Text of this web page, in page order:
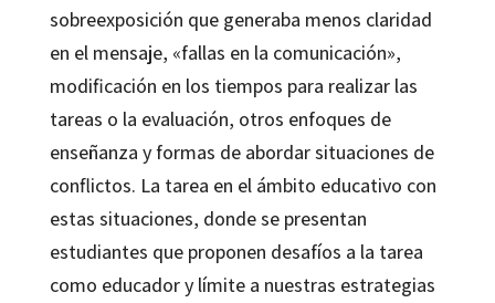
sobreexposición que generaba menos claridad
en el mensaje, «fallas en la comunicación»,
modificación en los tiempos para realizar las
tareas o la evaluación, otros enfoques de
enseñanza y formas de abordar situaciones de
conflictos. La tarea en el ámbito educativo con
estas situaciones, donde se presentan
estudiantes que proponen desafíos a la tarea
como educador y límite a nuestras estrategias